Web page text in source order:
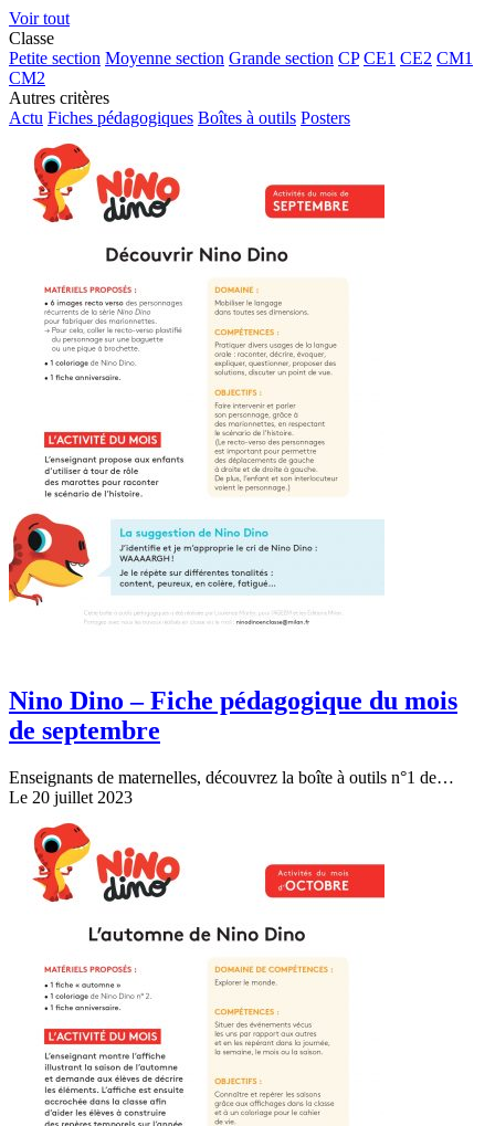
Voir tout
Classe
Petite section Moyenne section Grande section CP CE1 CE2 CM1
CM2
Autres critères
Actu Fiches pédagogiques Boîtes à outils Posters
Nino Dino – Fiche pédagogique du mois
de septembre
Enseignants de maternelles, découvrez la boîte à outils n°1 de…
Le 20 juillet 2023